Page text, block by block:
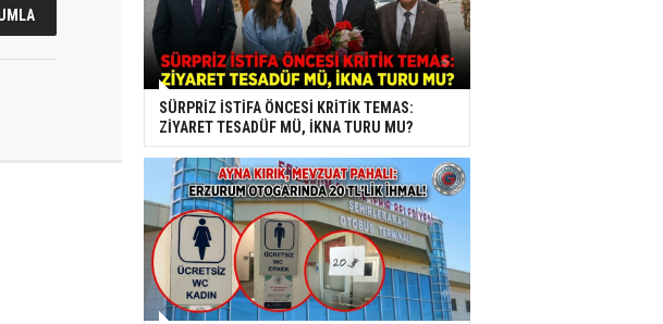
SÜRPRİZ İSTİFA ÖNCESİ KRİTİK TEMAS:
ZİYARET TESADÜF MÜ, İKNA TURU MU?